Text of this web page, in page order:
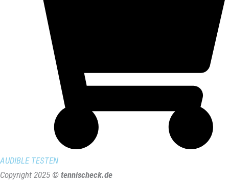
AUDIBLE TESTEN
Copyright 2025 © tennischeck.de